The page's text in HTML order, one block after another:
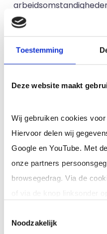
Toestemming
Deze website maakt
Wij gebruiken cookies
Hiervoor delen wij
Google en YouTube. Met
onze partners
browsegedrag. Via de
Noodzakelijk
psychofysiologische
werknemers, teneinde
comfort, veiligheid en
Het maakt integraal
bescherming van de
van de werknemers,
gezondheid op de
Waarom
over